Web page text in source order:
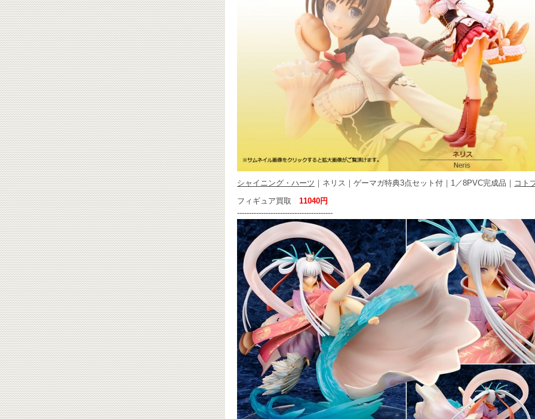
シャイニング・ハーツ ｜ネリス｜ゲーマガ特典3点セット付｜1／8PVC完成品｜ コト
フィギュア買取 11040円
----------------------------------------